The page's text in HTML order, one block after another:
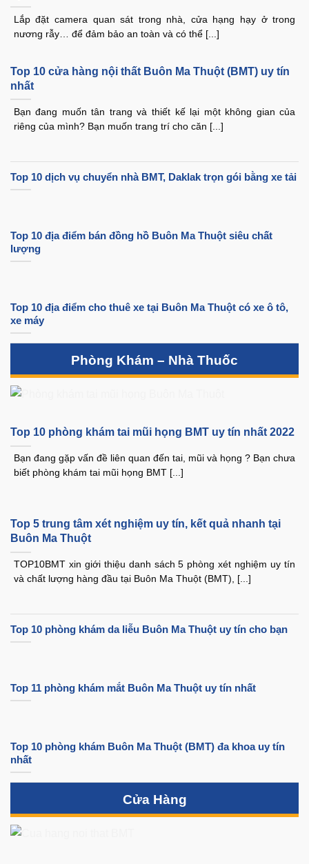
Lắp đặt camera quan sát trong nhà, cửa hạng hạy ở trong
nương rẫy… để đảm bảo an toàn và có thể [...]
Top 10 cửa hàng nội thất Buôn Ma Thuột (BMT) uy tín
nhất
Bạn đang muốn tân trang và thiết kế lại một không gian của
riêng của mình? Bạn muốn trang trí cho căn [...]
Top 10 dịch vụ chuyển nhà BMT, Daklak trọn gói bằng xe tải
Top 10 địa điểm bán đồng hồ Buôn Ma Thuột siêu chất
lượng
Top 10 địa điểm cho thuê xe tại Buôn Ma Thuột có xe ô tô,
xe máy
Phòng Khám – Nhà Thuốc
Top 10 phòng khám tai mũi họng BMT uy tín nhất 2022
Bạn đang gặp vấn đề liên quan đến tai, mũi và họng ? Bạn chưa
biết phòng khám tai mũi họng BMT [...]
Top 5 trung tâm xét nghiệm uy tín, kết quả nhanh tại
Buôn Ma Thuột
TOP10BMT xin giới thiệu danh sách 5 phòng xét nghiệm uy tín
và chất lượng hàng đầu tại Buôn Ma Thuột (BMT), [...]
Top 10 phòng khám da liễu Buôn Ma Thuột uy tín cho bạn
Top 11 phòng khám mắt Buôn Ma Thuột uy tín nhất
Top 10 phòng khám Buôn Ma Thuột (BMT) đa khoa uy tín
nhất
Cửa Hàng